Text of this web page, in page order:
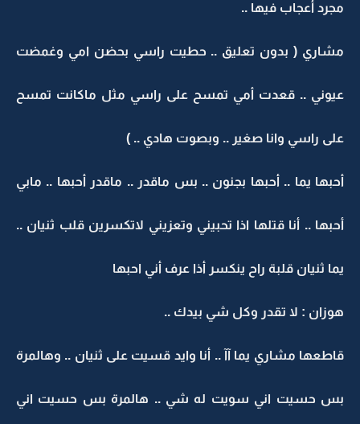
مجرد أعجاب فيها ..
مشاري ( بدون تعليق .. حطيت راسي بحضن امي وغمضت
عيوني .. قعدت أمي تمسح على راسي مثل ماكانت تمسح
على راسي وانا صغير .. وبصوت هادي .. )
أحبها يما .. أحبها بجنون .. بس ماقدر .. ماقدر أحبها .. مابي
أحبها .. أنا قتلها اذا تحبيني وتعزيني لاتكسرين قلب ثنيان ..
يما ثنيان قلبة راح ينكسر أذا عرف أني احبها
هوزان : لا تقدر وكل شي بيدك ..
قاطعها مشاري يما آآ .. أنا وايد قسيت على ثنيان .. وهالمرة
بس حسيت اني سويت له شي .. هالمرة بس حسيت اني